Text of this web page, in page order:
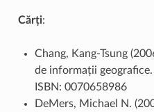
Cărți:
Chang, Kang-Tsung
de informații
ISBN: 0070658986
DeMers, Michael N.